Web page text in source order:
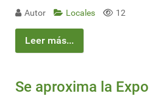
Autor Locales 12
Leer más...
Se aproxima la